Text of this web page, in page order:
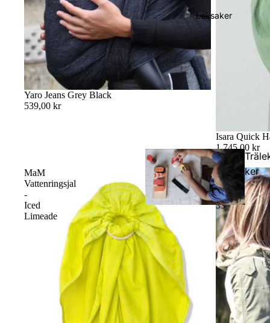
lar
Leksaker
ker
elar
Yaro Jeans Grey Black
539,00 kr
Isara Quick
1 745,00 kr
MaM
Vattenringsjal
-
Iced
Limeade
Yaro
Broken
Twill
33